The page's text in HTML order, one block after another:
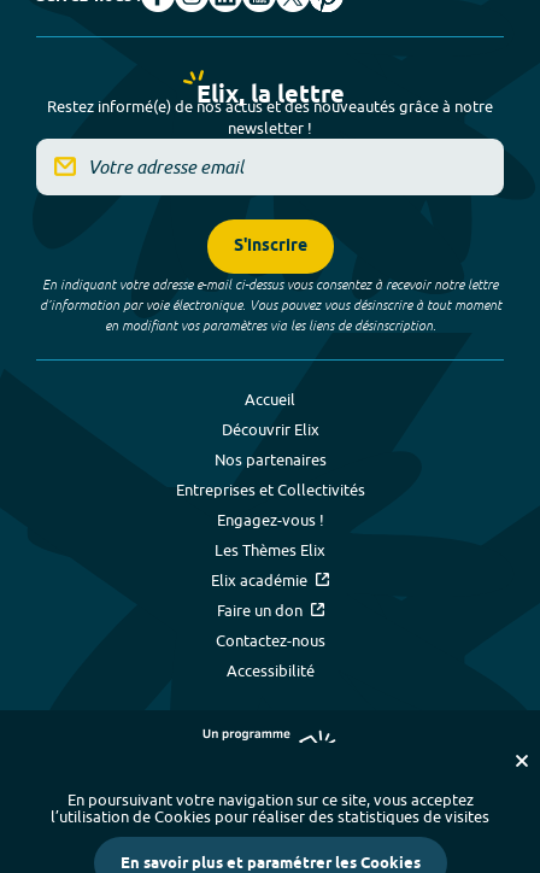
Elix, la lettre
Restez informé(e) de nos actus et des nouveautés grâce à notre
newsletter !
S'inscrire
En indiquant votre adresse e-mail ci-dessus vous consentez à recevoir notre lettre
d’information par voie électronique. Vous pouvez vous désinscrire à tout moment
en modifiant vos paramètres via les liens de désinscription.
Accueil
Découvrir Elix
Nos partenaires
Entreprises et Collectivités
Engagez-vous !
Les Thèmes Elix
Elix académie
Faire un don
Contactez-nous
Accessibilité
Plan du site - Index alphabétique
-
Mentions légales et données personnelles
- Paramétrer les cookies
En poursuivant votre navigation sur ce site, vous acceptez
l’utilisation de Cookies pour réaliser des statistiques de visites
En savoir plus et paramétrer les Cookies